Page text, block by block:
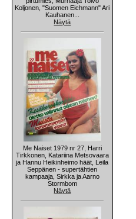
Koljonen, "Suomen Eichmann" Ari
Kauhanen...
Näytä
Me Naiset 1979 nr 27, Harri
Tirkkonen, Katariina Metsovaara
ja Hannu Heikinheimo häät, Leila
Seppänen - supertähtien
kampaaja, Sirkka ja Aarno
Stormbom
Näytä